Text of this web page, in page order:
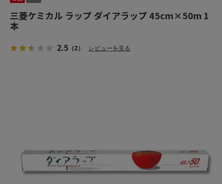
三菱ケミカル ラップ ダイアラップ 45cm×50m 1
本
2.5（2） レビューを見る